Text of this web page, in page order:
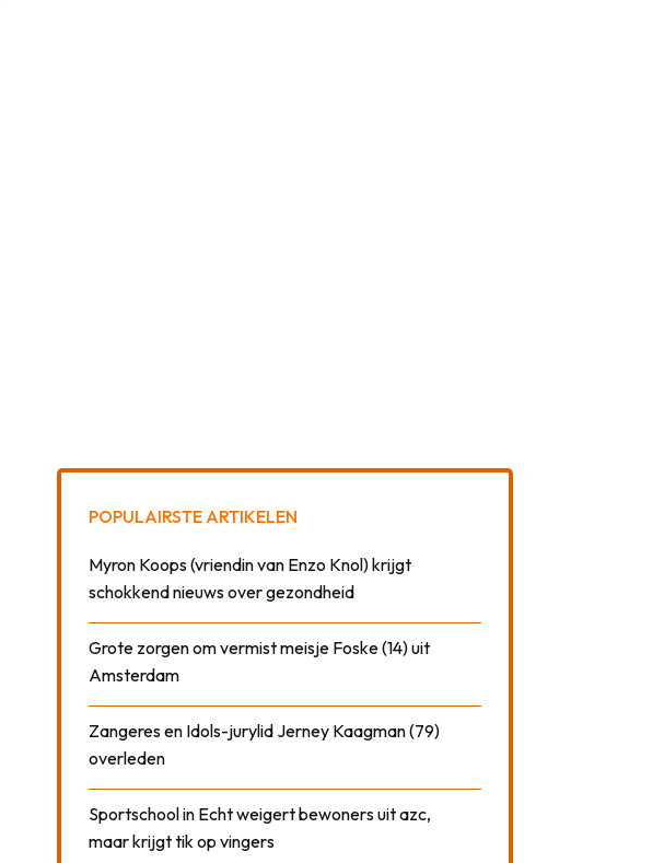
POPULAIRSTE ARTIKELEN
Myron Koops (vriendin van Enzo Knol) krijgt
schokkend nieuws over gezondheid
Grote zorgen om vermist meisje Foske (14) uit
Amsterdam
Zangeres en Idols-jurylid Jerney Kaagman (79)
overleden
Sportschool in Echt weigert bewoners uit azc,
maar krijgt tik op vingers